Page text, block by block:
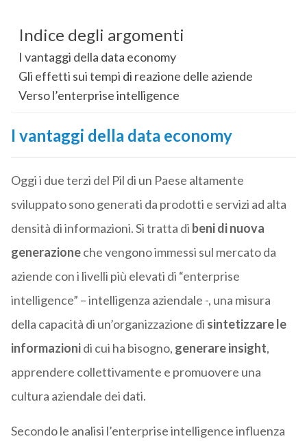
Indice degli argomenti
I vantaggi della data economy
Gli effetti sui tempi di reazione delle aziende
Verso l’enterprise intelligence
I vantaggi della data economy
Oggi i due terzi del Pil di un Paese altamente
sviluppato sono generati da prodotti e servizi ad alta
densità di informazioni. Si tratta di beni di nuova
generazioneche vengono immessi sul mercato da
aziende con i livelli più elevati di “enterprise
intelligence” – intelligenza aziendale -, una misura
della capacità di un’organizzazione di sintetizzare le
informazionidi cui ha bisogno, generare insight,
apprendere collettivamente e promuovere una
cultura aziendale dei dati.
Secondo le analisi l’enterprise intelligence influenza